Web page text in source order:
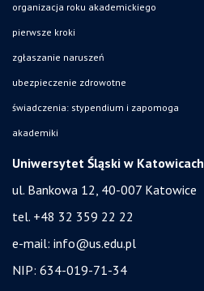
organizacja roku akademickiego
pierwsze kroki
zgłaszanie naruszeń
ubezpieczenie zdrowotne
świadczenia: stypendium i zapomoga
akademiki
Uniwersytet Śląski w Katowicach
ul. Bankowa 12, 40-007 Katowice
tel. +48 32 359 22 22
e-mail: info@us.edu.pl
NIP: 634-019-71-34